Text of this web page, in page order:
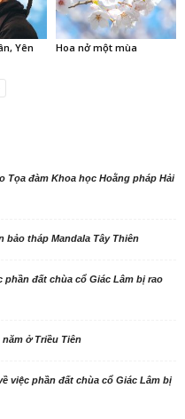
Yên
Hoa nở một mùa
Tọa đàm Khoa học Hoằng pháp Hải
bảo tháp Mandala Tây Thiên
phần đất chùa cổ Giác Lâm bị rao
ở Triều Tiên
việc phần đất chùa cổ Giác Lâm bị